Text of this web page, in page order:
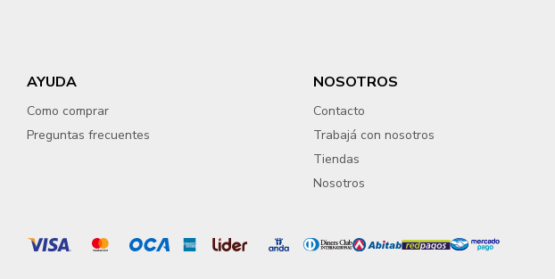
AYUDA
Como comprar
Preguntas frecuentes
NOSOTROS
Contacto
Trabajá con nosotros
Tiendas
Nosotros